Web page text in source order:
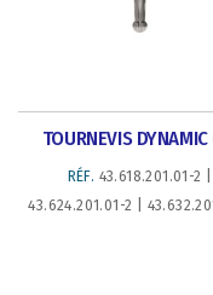
TOURNEVIS DYNAMIC
RÉF. 43.618.201.01-2 |
43.624.201.01-2 |